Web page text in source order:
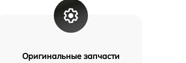
Оригинальные запчасти